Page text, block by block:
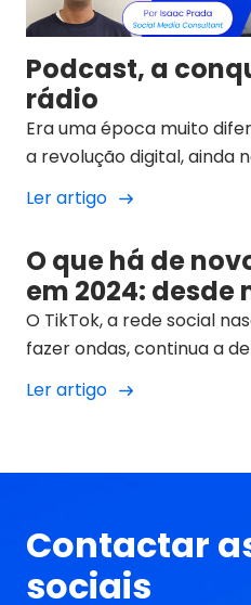
Podcast, a
rádio
Era uma época muito
a revolução digital, ainda
avançar a passos largos. A indústria da música
estava a tremer no meio
precedentes provocada
pirataria, pelas grandes
de ficheiros P2P e por
tudo: o iPod.
Ler artigo
O que há de
em 2024:
sua estrutura e
sua inserção no
geopolítico?
O TikTok, a rede social
fazer ondas, continua a
capacidade de evoluir e
exigências dos seus
espectadores.
Ler artigo
Contactar
sociais